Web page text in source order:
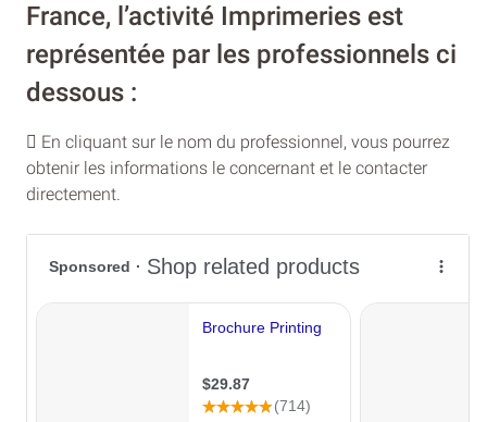
France, l’activité Imprimeries est
représentée par les professionnels ci
dessous :
En cliquant sur le nom du professionnel, vous pourrez
obtenir les informations le concernant et le contacter
directement.